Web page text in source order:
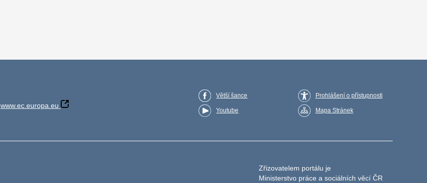
www.ec.europa.eu
Větší šance
Youtube
Prohlášení o přístupnosti
Mapa Stránek
Zřizovatelem portálu je
Ministerstvo práce a sociálních věcí ČR